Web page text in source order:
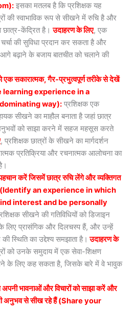
इसका मतलब है कि प्रशिक्षक यह
की स्वाभाविक रूप से सीखने में रुचि है और
छात्र-केंद्रित है।उदाहरण के लिए, एक
की सुविधा प्रदान कर सकता है और
बढ़ाने के बजाय बातचीत को चलाने की
सकारात्मक, गैर-प्रभुत्वपूर्ण तरीके से देखें
learning experience in a
way): प्रशिक्षक एक
सीखने का माहौल बनाता है जहां छात्र
को साझा करने में सहज महसूस करते
, प्रशिक्षक छात्रों के सीखने का मार्गदर्शन
प्रतिक्रिया और रचनात्मक आलोचना का
करें जिसमें छात्र रुचि लेंगे और व्यक्तिगत
(Identify an experience in which
interest and be personally
सीखने की गतिविधियों को डिजाइन
लिए प्रासंगिक और दिलचस्प हैं, और उन्हें
स्थिति का उद्देश्य समझाता है। उदाहरण के
को उनके समुदाय में एक सेवा-शिक्षण
के लिए कह सकता है, जिसके बारे में वे भावुक
भावनाओं और विचारों को साझा करें और
अनुभव से सीख रहे हैं (Share your